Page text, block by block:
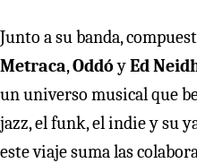
Junto a su banda,
Metraca,OddóyEd
un universo musical que
jazz, el funk, el indie y su
este viaje suma las